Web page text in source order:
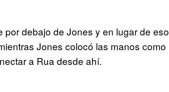
debajo de Jones y en lugar de eso
Jones colocó las manos como
a Rua desde ahí.